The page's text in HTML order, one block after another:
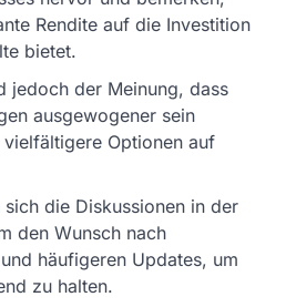
Rendite auf die Investition
bietet.
jedoch der Meinung, dass
ausgewogener sein
Optionen auf
sich die Diskussionen in der
den Wunsch nach
häufigeren Updates, um
zu halten.